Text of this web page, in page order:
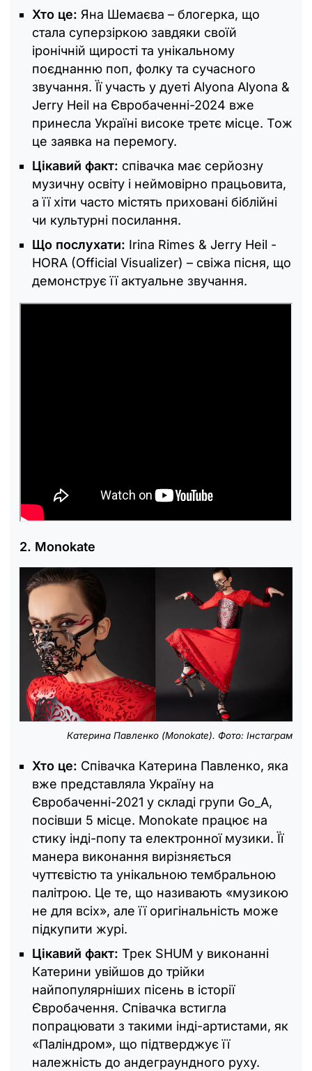
Хто це: Яна Шемаєва – блогерка, що
стала суперзіркою завдяки своїй
іронічній щирості та унікальному
поєднанню поп, фолку та сучасного
звучання. Її участь у дуеті Alyona Alyona &
Jerry Heil на Євробаченні-2024 вже
принесла Україні високе третє місце. Тож
це заявка на перемогу.
Цікавий факт: співачка має серйозну
музичну освіту і неймовірно працьовита,
а її хіти часто містять приховані біблійні
чи культурні посилання.
Що послухати: Irina Rimes & Jerry Heil -
HORA (Official Visualizer) – свіжа пісня, що
демонструє її актуальне звучання.
2. Monokate
Катерина Павленко (Monokate). Фото: Інстаграм
Хто це: Співачка Катерина Павленко, яка
вже представляла Україну на
Євробаченні-2021 у складі групи Go_A,
посівши 5 місце. Monokate працює на
стику інді-попу та електронної музики. Її
манера виконання вирізняється
чуттєвістю та унікальною тембральною
палітрою. Це те, що називають «музикою
не для всіх», але її оригінальність може
підкупити журі.
Цікавий факт: Трек SHUM у виконанні
Катерини увійшов до трійки
найпопулярніших пісень в історії
Євробачення. Співачка встигла
попрацювати з такими інді-артистами, як
«Паліндром», що підтверджує її
належність до андеграундного руху.